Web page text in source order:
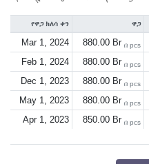
የዋጋ ክለሳ ቀን ዋጋ
Mar 1, 2024 880.00 Br በ pcs
Feb 1, 2024 880.00 Br በ pcs
Dec 1, 2023 880.00 Br በ pcs
May 1, 2023 880.00 Br በ pcs
Apr 1, 2023 850.00 Br በ pcs